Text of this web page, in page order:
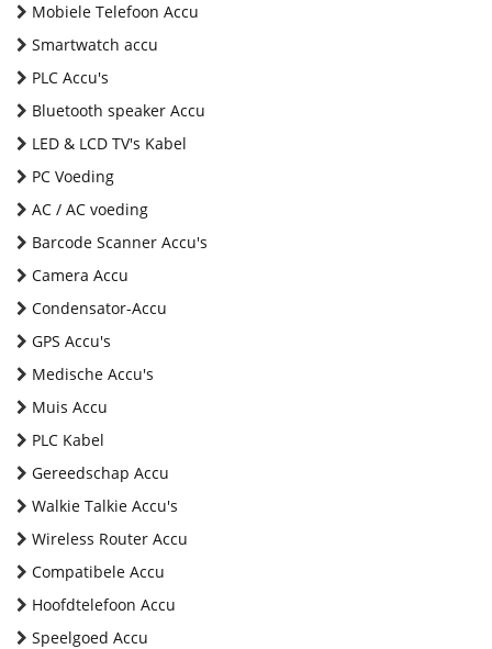
Mobiele Telefoon Accu
Smartwatch accu
PLC Accu's
Bluetooth speaker Accu
LED & LCD TV's Kabel
PC Voeding
AC / AC voeding
Barcode Scanner Accu's
Camera Accu
Condensator-Accu
GPS Accu's
Medische Accu's
Muis Accu
PLC Kabel
Gereedschap Accu
Walkie Talkie Accu's
Wireless Router Accu
Compatibele Accu
Hoofdtelefoon Accu
Speelgoed Accu